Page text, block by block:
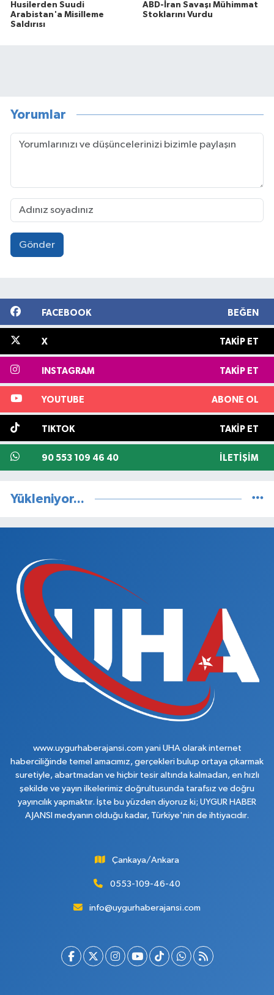
Husilerden Suudi
Arabistan'a Misilleme
Saldırısı
ABD-İran Savaşı Mühimmat
Stoklarını Vurdu
Yorumlar
Gönder
FACEBOOK BEĞEN
X TAKIP ET
INSTAGRAM TAKIP ET
YOUTUBE ABONE OL
TIKTOK TAKIP ET
90 553 109 46 40 İLETIŞIM
Yükleniyor...
www.uygurhaberajansi.com yani UHA olarak internet
haberciliğinde temel amacımız, gerçekleri bulup ortaya çıkarmak
suretiyle, abartmadan ve hiçbir tesir altında kalmadan, en hızlı
şekilde ve yayın ilkelerimiz doğrultusunda tarafsız ve doğru
yayıncılık yapmaktır. İşte bu yüzden diyoruz ki; UYGUR HABER
AJANSI medyanın olduğu kadar, Türkiye'nin de ihtiyacıdır.
Çankaya/Ankara
0553-109-46-40
info@uygurhaberajansi.com